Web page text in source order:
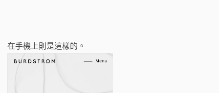
在手機上則是這樣的。